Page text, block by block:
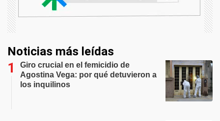
Noticias más leídas
Giro crucial en el femicidio de
Agostina Vega: por qué detuvieron a
los inquilinos